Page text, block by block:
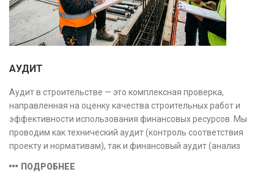
АУДИТ
Аудит в строительстве — это комплексная проверка,
направленная на оценку качества строительных работ и
эффективности использования финансовых ресурсов. Мы
проводим как технический аудит (контроль соответствия
проекту и нормативам), так и финансовый аудит (анализ
безопасность и экономическую обоснованность проекта.
ПОДРОБНЕЕ